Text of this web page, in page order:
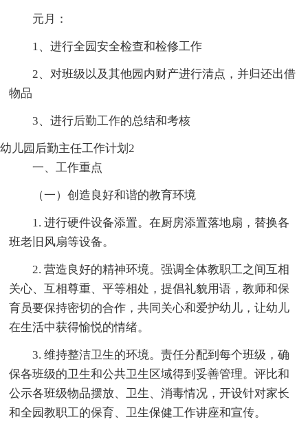
元月：
1、进行全园安全检查和检修工作
2、对班级以及其他园内财产进行清点，并归还出借
物品
3、进行后勤工作的总结和考核
幼儿园后勤主任工作计划2
一、工作重点
（一）创造良好和谐的教育环境
1. 进行硬件设备添置。在厨房添置落地扇，替换各
班老旧风扇等设备。
2. 营造良好的精神环境。强调全体教职工之间互相
关心、互相尊重、平等相处，提倡礼貌用语，教师和保
育员要保持密切的合作，共同关心和爱护幼儿，让幼儿
在生活中获得愉悦的情绪。
3. 维持整洁卫生的环境。责任分配到每个班级，确
保各班级的卫生和公共卫生区域得到妥善管理。评比和
公示各班级物品摆放、卫生、消毒情况，开设针对家长
和全园教职工的保育、卫生保健工作讲座和宣传。